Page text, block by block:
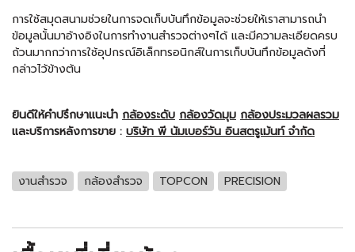
การใช้สมุดสนามช่วยในการจดเก็บบันทึกข้อมูลจะช่วยให้เราสามารถนำ
ข้อมูลนั้นมาอ้างอิงในการทำงานสำรวจต่างๆได้ และมีความละเอียดครบ
ถ้วนมากกว่าการใช้อุปกรณ์อิเล็กทรอนิกส์ในการเก็บบันทึกข้อมูลดังที่
กล่าวไว้ข้างต้น
ยินดีให้คำปรึกษาแนะนำ กล้องระดับ กล้องวัดมุม กล้องประมวลผลรวม
และบริการหลังการขาย : บริษัท พี นัมเบอร์วัน อินสตรูเม้นท์ จำกัด
งานสำรวจ กล้องสำรวจ TOPCON PRECISION